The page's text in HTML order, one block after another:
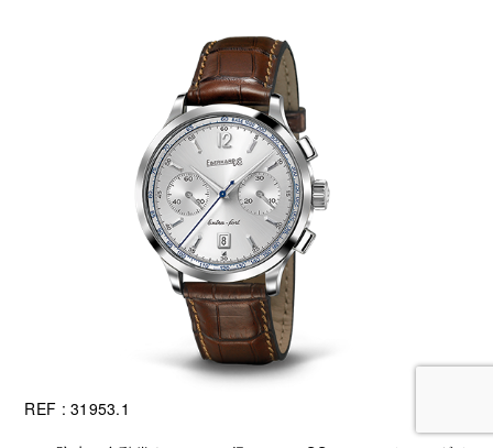
REF : 31953.1